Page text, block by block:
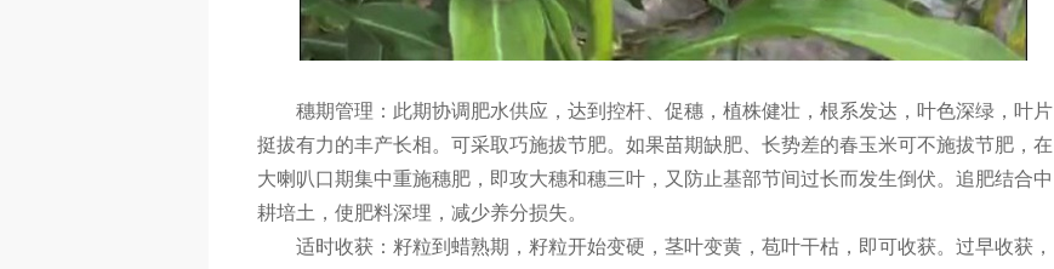
穗期管理：此期协调肥水供应，达到控杆、促穗，植株健壮，根系发达，叶色深绿，叶片
挺拔有力的丰产长相。可采取巧施拔节肥。如果苗期缺肥、长势差的春玉米可不施拔节肥，在
大喇叭口期集中重施穗肥，即攻大穗和穗三叶，又防止基部节间过长而发生倒伏。追肥结合中
耕培土，使肥料深埋，减少养分损失。
适时收获：籽粒到蜡熟期，籽粒开始变硬，茎叶变黄，苞叶干枯，即可收获。过早收获，